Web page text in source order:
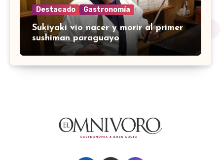
Destacado Gastronomía
Sukiyaki vio nacer y morir al primer
sushiman paraguayo